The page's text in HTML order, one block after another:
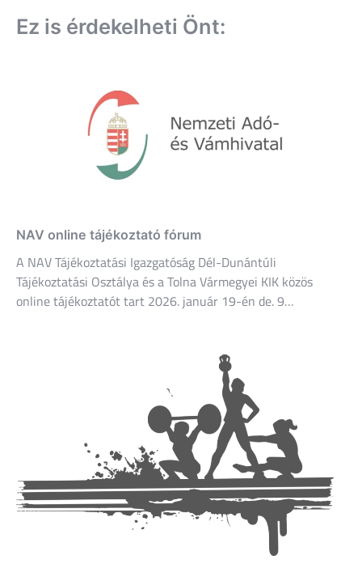
Ez is érdekelheti Önt:
NAV online tájékoztató fórum
A NAV Tájékoztatási Igazgatóság Dél-Dunántúli
Tájékoztatási Osztálya és a Tolna Vármegyei KIK közös
online tájékoztatót tart 2026. január 19-én de. 9…